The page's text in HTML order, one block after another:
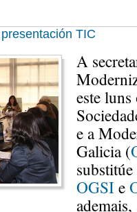
presentación TIC
A
este
e a
Galicia (
OGSIe